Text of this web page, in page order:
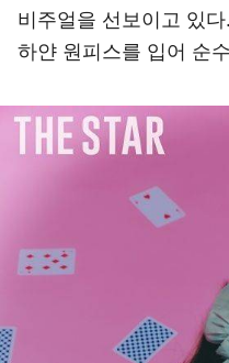
비주얼을 선보이고 있
하얀 원피스를 입어 순